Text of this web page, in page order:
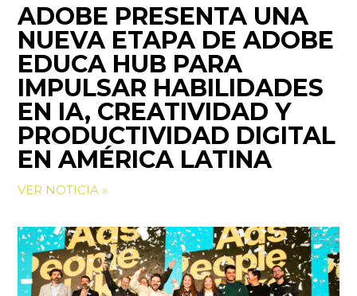
ADOBE PRESENTA UNA
NUEVA ETAPA DE ADOBE
EDUCA HUB PARA
IMPULSAR HABILIDADES
EN IA, CREATIVIDAD Y
PRODUCTIVIDAD DIGITAL
EN AMÉRICA LATINA
VER NOTICIA »